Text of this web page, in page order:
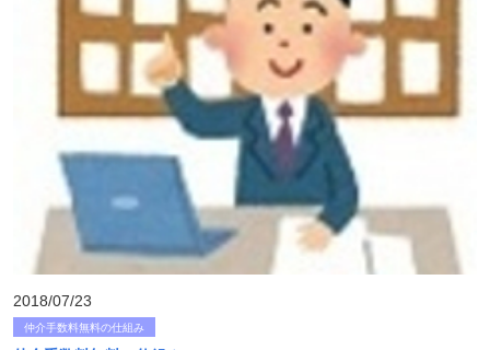
2018/07/23
仲介手数料無料の仕組み